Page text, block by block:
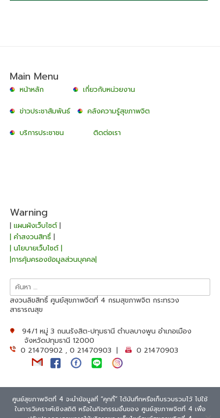
Main Menu
หน้าหลัก เกี่ยวกับหน่วยงาน
ข่าวประชาสัมพันธ์ คลังความรู้สุขภาพจิต
บริการประชาชน ติดต่อเรา
Warning
| แผนผังเว็บไซต์|
| คำสงวนสิทธิ์ |
| นโยบายเว็บไซต์ |
|การคุ้มครองข้อมูลส่วนบุคคล|
ค้นหา
สำหรับ:
สงวนลิขสิทธิ์ ศูนย์สุขภาพจิตที่ 4 กรมสุขภาพจิต กระทรวง
สาธารณสุข
94/1 หมู่ 3 ถนนรังสิต-ปทุมธานี ตำบลบางพูน อำเภอเมือง
จังหวัดปทุมธานี 12000
0 21470902 , 0 21470903 |
0 21470903
Theme: Overlay byKaira. Extra Text
ศูนย์สุขภาพจิตที่ 4 จะนำข้อมูลที่ “คุกกี้” ได้บันทึกหรือเก็บรวบรวมไว้ ไปใช้
ในการวิเคราะห์เชิงสถิติ หรือในกิจกรรมอื่นของ ศูนย์สุขภาพจิตที่ 4 เพื่อ